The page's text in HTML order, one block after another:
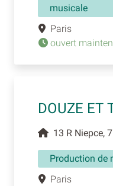
musicale
Paris
ouvert
DOUZE ET
13 R Niepce,
Production de
Paris